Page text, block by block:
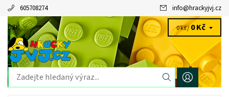
605708274 info@hrackyjvj.cz
CZK 0 ks /0 Kč